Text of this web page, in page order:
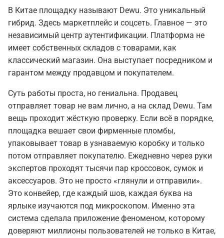
В Китае площадку называют Dewu. Это уникальный
гибрид. Здесь маркетплейс и соцсеть. Главное — это
независимый центр аутентификации. Платформа не
имеет собственных складов с товарами, как
классический магазин. Она выступает посредником и
гарантом между продавцом и покупателем.
Суть работы проста, но гениальна. Продавец
отправляет товар не вам лично, а на склад Dewu. Там
вещь проходит жёсткую проверку. Если всё в порядке,
площадка вешает свои фирменные пломбы,
упаковывает товар в узнаваемую коробку и только
потом отправляет покупателю. Ежедневно через руки
экспертов проходят тысячи пар кроссовок, сумок и
аксессуаров. Это не просто «глянули и отправили».
Это конвейер, где каждый шов, каждая буква на
ярлыке изучаются под микроскопом. Именно эта
система сделала приложение феноменом, которому
доверяют миллионы пользователей не только в Китае,